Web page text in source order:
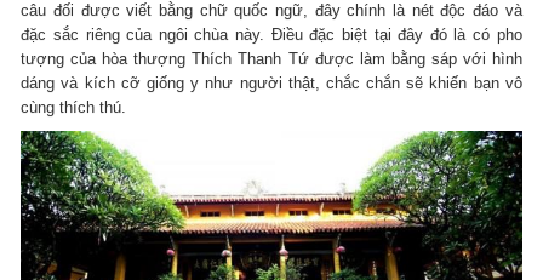
câu đối được viết bằng chữ quốc ngữ, đây chính là nét độc đáo và
đặc sắc riêng của ngôi chùa này. Điều đặc biệt tại đây đó là có pho
tượng của hòa thượng Thích Thanh Tứ được làm bằng sáp với hình
dáng và kích cỡ giống y như người thật, chắc chắn sẽ khiến bạn vô
cùng thích thú.